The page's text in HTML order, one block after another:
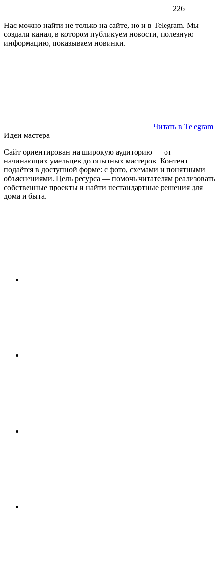
226
Нас можно найти не только на сайте, но и в Telegram. Мы
создали канал, в котором публикуем новости, полезную
информацию, показываем новинки.
Читать в Telegram
Идеи мастера
Сайт ориентирован на широкую аудиторию — от
начинающих умельцев до опытных мастеров. Контент
подаётся в доступной форме: с фото, схемами и понятными
объяснениями. Цель ресурса — помочь читателям реализовать
собственные проекты и найти нестандартные решения для
дома и быта.